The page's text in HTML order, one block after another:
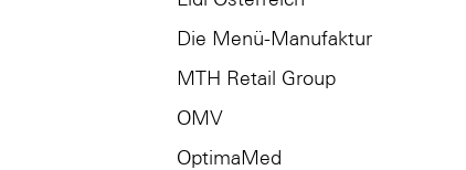
Die Menü-Manufaktur
MTH Retail Group
OMV
OptimaMed